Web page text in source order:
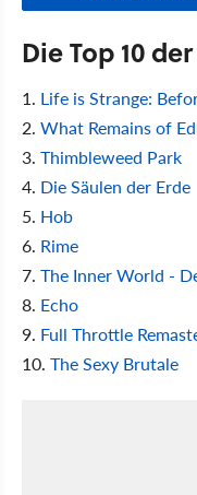
Die Top 10
1. Life is Strange:
2. What Remains of
3. Thimbleweed Park
4. Die Säulen der Erde
5. Hob
6. Rime
7. The Inner World -
8. Echo
9. Full Throttle
10. The Sexy Brutale